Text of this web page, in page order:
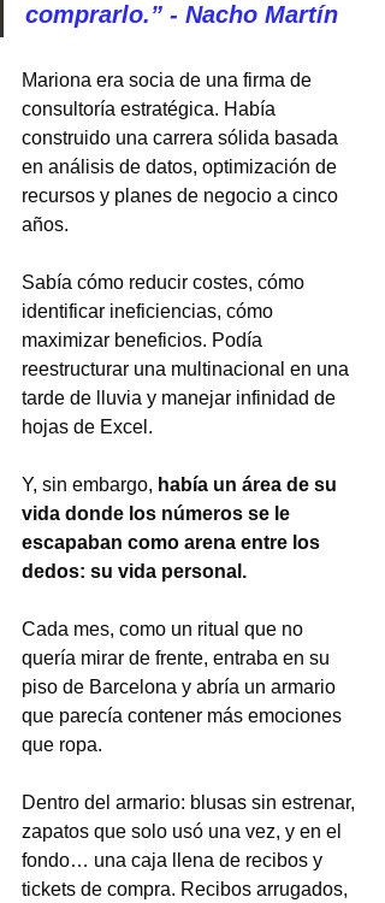
comprarlo.” - Nacho Martín
Mariona era socia de una firma de
consultoría estratégica. Había
construido una carrera sólida basada
en análisis de datos, optimización de
recursos y planes de negocio a cinco
años.
Sabía cómo reducir costes, cómo
identificar ineficiencias, cómo
maximizar beneficios. Podía
reestructurar una multinacional en una
tarde de lluvia y manejar infinidad de
hojas de Excel.
Y, sin embargo, había un área de su
vida donde los números se le
escapaban como arena entre los
dedos: su vida personal.
Cada mes, como un ritual que no
quería mirar de frente, entraba en su
piso de Barcelona y abría un armario
que parecía contener más emociones
que ropa.
Dentro del armario: blusas sin estrenar,
zapatos que solo usó una vez, y en el
fondo… una caja llena de recibos y
tickets de compra. Recibos arrugados,